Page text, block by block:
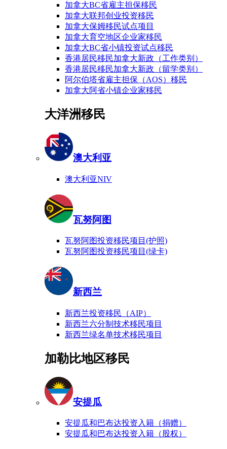
加拿大BC省雇主担保移民
加拿大联邦创业投资移民
加拿大保姆移民试点项目
加拿大育空地区企业家移民
加拿大BC省小镇投资试点移民
香港居民移民加拿大新政（工作类别）
香港居民移民加拿大新政（留学类别）
阿尔伯塔省雇主担保（AOS）移民
加拿大阿省小镇企业家移民
大洋洲移民
澳大利亚
澳大利亚NIV
瓦努阿图
瓦努阿图投资移民项目(护照)
瓦努阿图投资移民项目(绿卡)
新西兰
新西兰投资移民（AIP）
新西兰六分制技术移民项目
新西兰绿名单技术移民项目
加勒比地区移民
安提瓜
安提瓜和巴布达投资入籍（捐赠）
安提瓜和巴布达投资入籍（股权）